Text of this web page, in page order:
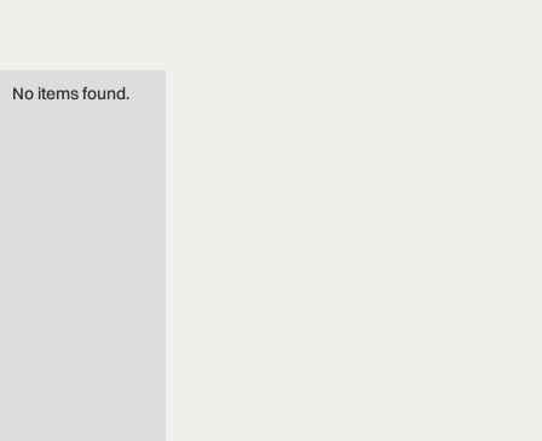
No items found.